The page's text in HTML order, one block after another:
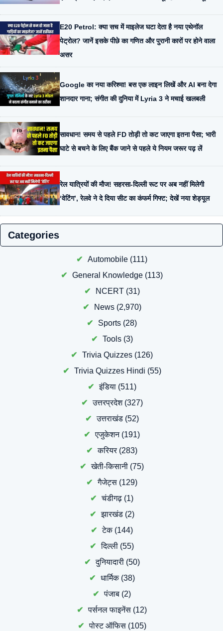
E20 Petrol: क्या सच में माइलेज घटा देता है नया एथेनॉल
पेट्रोल? जानें इसके पीछे का गणित और पुरानी कारों पर होने वाला
असर
Google का नया करिश्मा! बस एक लाइन लिखें और AI बना देगा
शानदार गाना; संगीत की दुनिया में Lyria 3 ने मचाई खलबली
सावधान! समय से पहले FD तोड़ी तो कट जाएगा इतना पैसा; भारी
घाटे से बचने के लिए बैंक जाने से पहले ये नियम जरूर पढ़ लें
रेल यात्रियों की मौज! सहरसा-दिल्ली रूट पर अब नहीं मिलेगी
‘वेटिंग’, रेलवे ने दे दिया सीट का कंफर्म गिफ्ट; देखें नया शेड्यूल
Categories
Automobile (111)
General Knowledge (113)
NCERT(31)
News(2,970)
Sports (28)
Tools(3)
Trivia Quizzes (126)
Trivia Quizzes Hindi (55)
इंडिया(511)
उत्तरप्रदेश(327)
उत्तराखंड(52)
एजुकेशन(191)
करियर(283)
खेती-किसानी (75)
गैजेट्स (129)
चंडीगढ़ (1)
झारखंड(2)
टेक(144)
दिल्ली (55)
दुनियादारी(50)
धार्मिक(38)
पंजाब (2)
पर्सनल फाइनेंस (12)
पोस्ट ऑफिस(105)